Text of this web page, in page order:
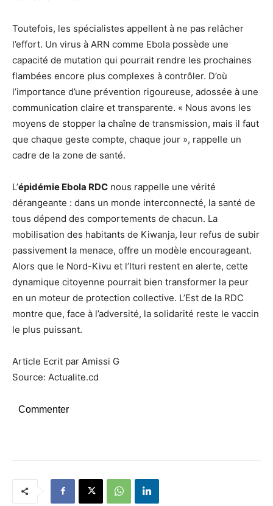
Toutefois, les spécialistes appellent à ne pas relâcher
l’effort. Un virus à ARN comme Ebola possède une
capacité de mutation qui pourrait rendre les prochaines
flambées encore plus complexes à contrôler. D’où
l’importance d’une prévention rigoureuse, adossée à une
communication claire et transparente. « Nous avons les
moyens de stopper la chaîne de transmission, mais il faut
que chaque geste compte, chaque jour », rappelle un
cadre de la zone de santé.
L’épidémie Ebola RDC nous rappelle une vérité
dérangeante : dans un monde interconnecté, la santé de
tous dépend des comportements de chacun. La
mobilisation des habitants de Kiwanja, leur refus de subir
passivement la menace, offre un modèle encourageant.
Alors que le Nord-Kivu et l’Ituri restent en alerte, cette
dynamique citoyenne pourrait bien transformer la peur
en un moteur de protection collective. L’Est de la RDC
montre que, face à l’adversité, la solidarité reste le vaccin
le plus puissant.
Article Ecrit par Amissi G
Source: Actualite.cd
Commenter